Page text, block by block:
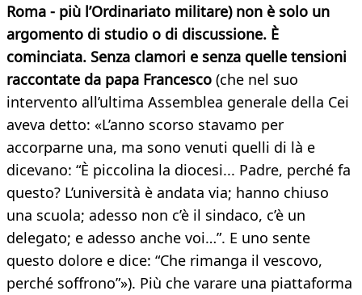
Roma - più l’Ordinariato militare) non è solo un
argomento di studio o di discussione. È
cominciata. Senza clamori e senza quelle tensioni
raccontate da papa Francesco (che nel suo
intervento all’ultima Assemblea generale della Cei
aveva detto: «L’anno scorso stavamo per
accorparne una, ma sono venuti quelli di là e
dicevano: “È piccolina la diocesi... Padre, perché fa
questo? L’università è andata via; hanno chiuso
una scuola; adesso non c’è il sindaco, c’è un
delegato; e adesso anche voi…”. E uno sente
questo dolore e dice: “Che rimanga il vescovo,
perché soffrono”»). Più che varare una piattaforma